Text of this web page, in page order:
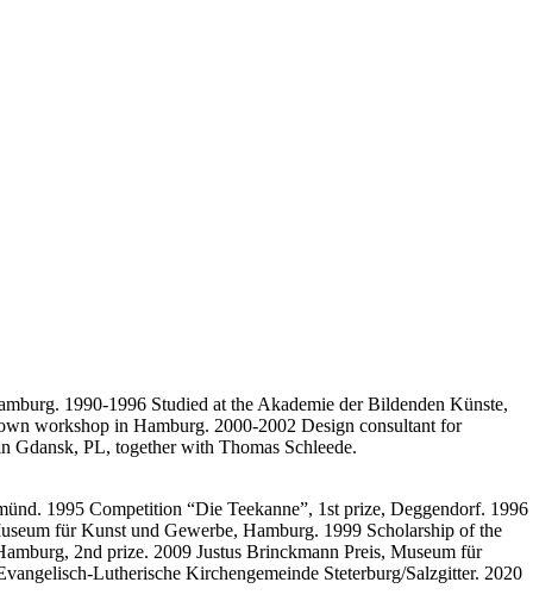
1990-1996 Studied at the Akademie der Bildenden Künste,
workshop in Hamburg. 2000-2002 Design consultant for
Gdansk, PL, together with Thomas Schleede.
1995 Competition “Die Teekanne”, 1st prize, Deggendorf. 1996
für Kunst und Gewerbe, Hamburg. 1999 Scholarship of the
2nd prize. 2009 Justus Brinckmann Preis, Museum für
Lutherische Kirchengemeinde Steterburg/Salzgitter. 2020